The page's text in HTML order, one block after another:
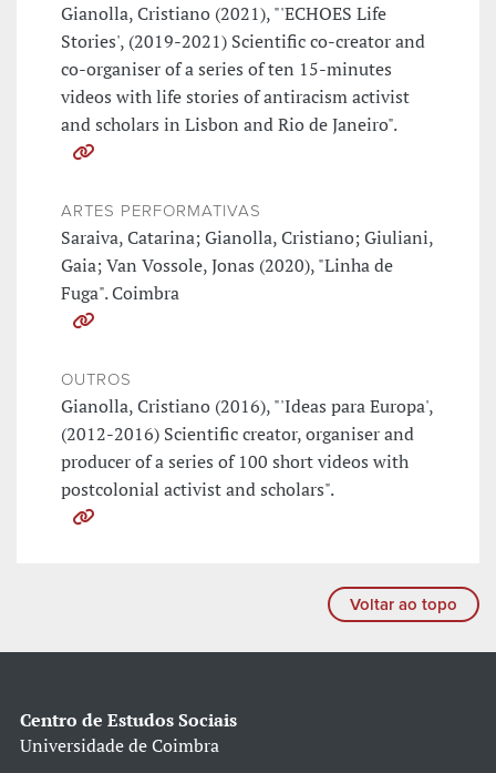
Gianolla, Cristiano (2021), "'ECHOES Life
Stories', (2019-2021) Scientific co-creator and
co-organiser of a series of ten 15-minutes
videos with life stories of antiracism activist
and scholars in Lisbon and Rio de Janeiro".
ARTES PERFORMATIVAS
Saraiva, Catarina; Gianolla, Cristiano; Giuliani,
Gaia; Van Vossole, Jonas (2020), "Linha de
Fuga". Coimbra
OUTROS
Gianolla, Cristiano (2016), "'Ideas para Europa',
(2012-2016) Scientific creator, organiser and
producer of a series of 100 short videos with
postcolonial activist and scholars".
Voltar ao topo
Centro de Estudos Sociais
Universidade de Coimbra